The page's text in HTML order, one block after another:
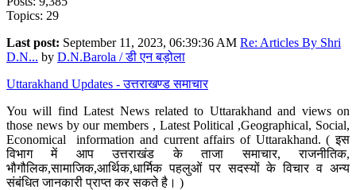
Topics: 29
Last post: September 11, 2023, 06:39:36 AM Re: Articles By Shri
D.N... by D.N.Barola / डी एन बड़ोला
Uttarakhand Updates - उत्तराखण्ड समाचार
You will find Latest News related to Uttarakhand and views on
those news by our members , Latest Political ,Geographical, Social,
Economical information and current affairs of Uttarakhand. ( इस
विभाग में आप उत्तराखंड के ताजा समाचार, राजनीतिक,
भौगौलिक,सामाजिक,आर्थिक,धार्मिक पहलुओं पर सदस्यों के विचार व अन्य
संबंधित जानकारी प्राप्त कर सकते है। )